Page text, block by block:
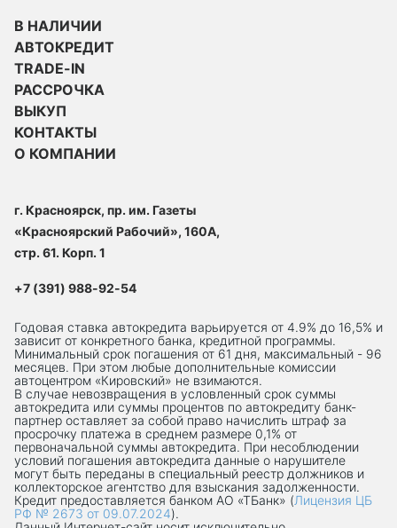
В НАЛИЧИИ
АВТОКРЕДИТ
TRADE-IN
РАССРОЧКА
ВЫКУП
КОНТАКТЫ
О КОМПАНИИ
г. Красноярск, пр. им. Газеты
«Красноярский Рабочий», 160А,
стр. 61. Корп. 1
+7 (391) 988-92-54
Годовая ставка автокредита варьируется от 4.9% до 16,5% и
зависит от конкретного банка, кредитной программы.
Минимальный срок погашения от 61 дня, максимальный - 96
месяцев. При этом любые дополнительные комиссии
автоцентром «Кировский» не взимаются.
В случае невозвращения в условленный срок суммы
автокредита или суммы процентов по автокредиту банк-
партнер оставляет за собой право начислить штраф за
просрочку платежа в среднем размере 0,1% от
первоначальной суммы автокредита. При несоблюдении
условий погашения автокредита данные о нарушителе
могут быть переданы в специальный реестр должников и
коллекторское агентство для взыскания задолженности.
Кредит предоставляется банком АО «ТБанк» (Лицензия ЦБ
РФ № 2673 от 09.07.2024).